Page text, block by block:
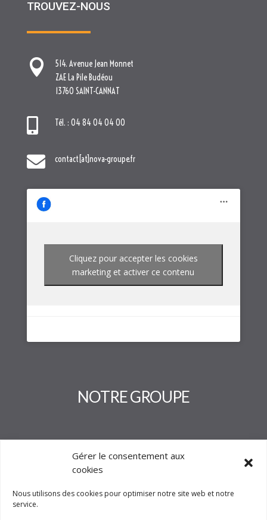
Gérer le consentement aux
cookies
Nous utilisons des cookies pour optimiser notre site web et notre
service.
TROUVEZ-NOUS

514. Avenue Jean Monnet
ZAE La Pile Budéou
13760 SAINT-CANNAT
 Tél. : 04 84 04 04 00
 contact[at]nova-groupe.fr
Cliquez pour accepter les cookies
marketing et activer ce contenu
NOTRE GROUPE